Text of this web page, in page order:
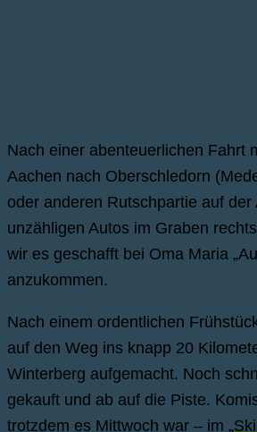
Nach einer abenteuerlichen Fahrt
Aachen nach Oberschledorn
oder anderen Rutschpartie auf der
unzähligen Autos im Graben
wir es geschafft bei Oma Maria
anzukommen.
Nach einem ordentlichen
auf den Weg ins knapp 20
Winterberg aufgemacht. Noch
gekauft und ab auf die Piste.
trotzdem es Mittwoch war – im „